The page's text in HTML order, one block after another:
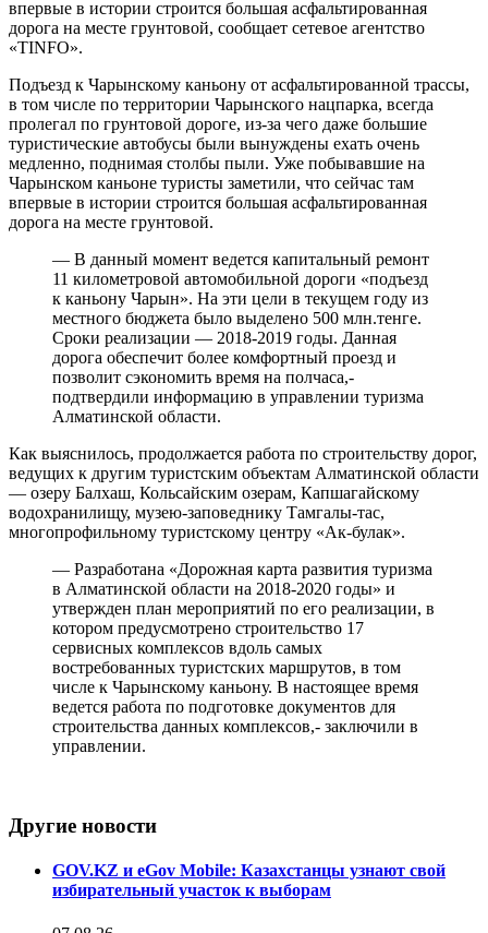
впервые в истории строится большая асфальтированная
дорога на месте грунтовой, сообщает сетевое агентство
«TINFO».
Подъезд к Чарынскому каньону от асфальтированной трассы,
в том числе по территории Чарынского нацпарка, всегда
пролегал по грунтовой дороге, из-за чего даже большие
туристические автобусы были вынуждены ехать очень
медленно, поднимая столбы пыли. Уже побывавшие на
Чарынском каньоне туристы заметили, что сейчас там
впервые в истории строится большая асфальтированная
дорога на месте грунтовой.
— В данный момент ведется капитальный ремонт
11 километровой автомобильной дороги «подъезд
к каньону Чарын». На эти цели в текущем году из
местного бюджета было выделено 500 млн.тенге.
Сроки реализации — 2018-2019 годы. Данная
дорога обеспечит более комфортный проезд и
позволит сэкономить время на полчаса,-
подтвердили информацию в управлении туризма
Алматинской области.
Как выяснилось, продолжается работа по строительству дорог,
ведущих к другим туристским объектам Алматинской области
— озеру Балхаш, Кольсайским озерам, Капшагайскому
водохранилищу, музею-заповеднику Тамгалы-тас,
многопрофильному туристскому центру «Ак-булак».
— Разработана «Дорожная карта развития туризма
в Алматинской области на 2018-2020 годы» и
утвержден план мероприятий по его реализации, в
котором предусмотрено строительство 17
сервисных комплексов вдоль самых
востребованных туристских маршрутов, в том
числе к Чарынскому каньону. В настоящее время
ведется работа по подготовке документов для
строительства данных комплексов,- заключили в
управлении.
Другие новости
GOV.KZ и eGov Mobile: Казахстанцы узнают свой
избирательный участок к выборам